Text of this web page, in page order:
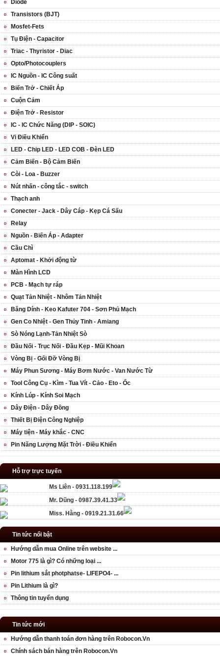
Diode
Transistors (BJT)
Mosfet-Fets
Tụ Điện - Capacitor
Triac - Thyristor - Diac
Opto/Photocouplers
IC Nguồn - IC Công suất
Biến Trở - Chiết Áp
Cuộn Cảm
Điện Trở - Resistor
IC - IC Chức Năng (DIP - SOIC)
Vi Điều Khiển
LED - Chip LED - LED COB - Đèn LED
Cảm Biến - Bộ Cảm Biến
Còi - Loa - Buzzer
Nút nhấn - công tắc - switch
Thạch anh
Conecter - Jack - Dây Cáp - Kẹp Cá Sấu
Relay
Nguồn - Biến Áp - Adapter
Cầu Chì
Aptomat - Khởi động từ
Màn Hình LCD
PCB - Mạch tự ráp
Quạt Tản Nhiệt - Nhôm Tản Nhiệt
Băng Dính - Keo Kafuter 704 - Sơn Phủ Mạch
Gen Co Nhiệt - Gen Thủy Tinh - Amiang
Sò Nóng Lạnh-Tản Nhiệt Sò
Đầu Nối - Trục Nối - Đầu Kẹp - Mũi Khoan
Vòng Bị - Gối Đỡ Vòng Bị
Máy Phun Sương - Máy Bơm Nước - Van Nước Từ
Tool Công Cụ - Kìm - Tua Vít - Cảo - Eto - Ốc
Kính Lúp - Kính Soi Mạch
Dây Điện - Dây Đồng
Thiết Bị Điện Công Nghiệp
Máy tiện - Máy khắc - CNC
Pin Năng Lượng Mặt Trời - Điều Khiển
Hỗ trợ trực tuyến
Ms Liên - 0931.118.199
Mr. Dũng - 0987.39.41.33
Miss. Hằng - 0919.21.31.66
Tin tức nổi bật
Hướng dẫn mua Online trên website ...
Motor 775 là gì? Có những loại ...
Pin lithium sắt photphatse- LIFEPO4- ...
Pin Lithium là gì?
Thông tin tuyển dụng
Tin tức mới
Hướng dẫn thanh toán đơn hàng trên Robocon.Vn
Chính sách bán hàng trên Robocon.Vn